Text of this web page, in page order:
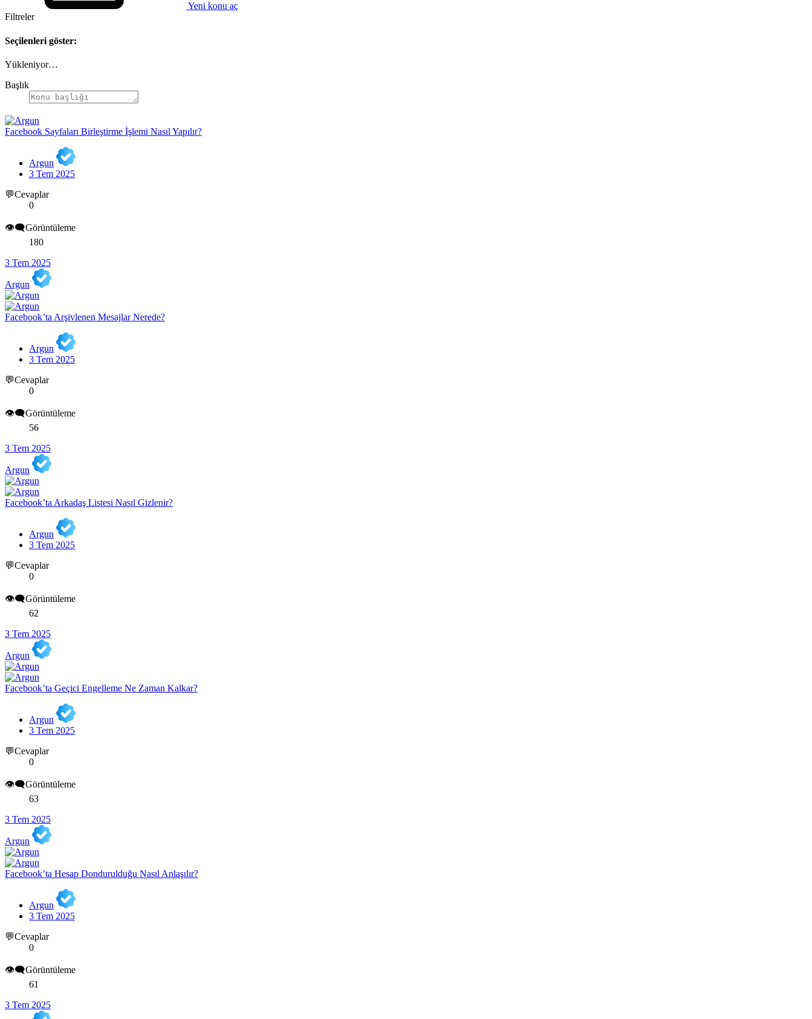
Yeni konu aç
Filtreler
Seçilenleri göster:
Yükleniyor…
Başlık
Facebook Sayfaları Birleştirme İşlemi Nasıl Yapılır?
Argun
3 Tem 2025
💬Cevaplar
0
👁️‍🗨️Görüntüleme
180
3 Tem 2025
Argun
Facebook’ta Arşivlenen Mesajlar Nerede?
Argun
3 Tem 2025
💬Cevaplar
0
👁️‍🗨️Görüntüleme
56
3 Tem 2025
Argun
Facebook’ta Arkadaş Listesi Nasıl Gizlenir?
Argun
3 Tem 2025
💬Cevaplar
0
👁️‍🗨️Görüntüleme
62
3 Tem 2025
Argun
Facebook’ta Geçici Engelleme Ne Zaman Kalkar?
Argun
3 Tem 2025
💬Cevaplar
0
👁️‍🗨️Görüntüleme
63
3 Tem 2025
Argun
Facebook’ta Hesap Dondurulduğu Nasıl Anlaşılır?
Argun
3 Tem 2025
💬Cevaplar
0
👁️‍🗨️Görüntüleme
61
3 Tem 2025